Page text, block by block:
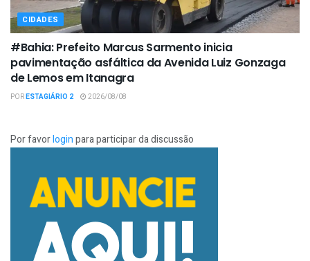
CIDADES
#Bahia: Prefeito Marcus Sarmento inicia
pavimentação asfáltica da Avenida Luiz Gonzaga
de Lemos em Itanagra
PORESTAGIÁRIO 2 2026/08/08
Por favorloginpara participar da discussão